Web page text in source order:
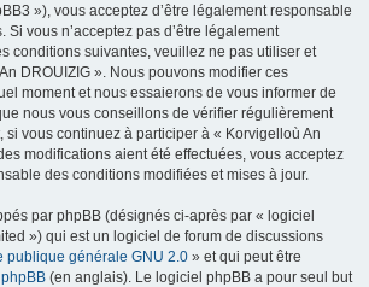
»), vous acceptez d’être légalement responsable
vous n’acceptez pas d’être légalement
conditions suivantes, veuillez ne pas utiliser et
DROUIZIG ». Nous pouvons modifier ces
moment et nous essaierons de vous informer de
nous vous conseillons de vérifier régulièrement
si vous continuez à participer à « Korvigelloù An
modifications aient été effectuées, vous acceptez
des conditions modifiées et mises à jour.
par phpBB (désignés ci-après par « logiciel
») qui est un logiciel de forum de discussions
publique générale GNU 2.0 » et qui peut être
(en anglais). Le logiciel phpBB a pour seul but